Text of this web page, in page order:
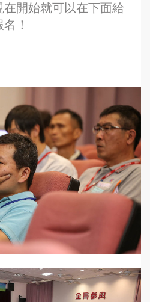
開始就可以在下面給
！